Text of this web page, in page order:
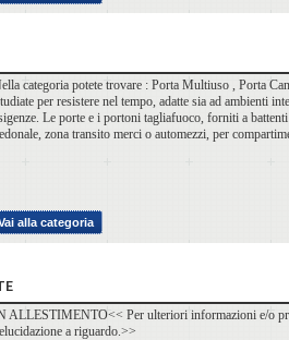
categoria potete trovare : Porta Multiuso , Porta
per resistere nel tempo, adatte sia ad ambienti
Le porte e i portoni tagliafuoco, forniti a
zona transito merci o automezzi, per
alla categoria
ALLESTIMENTO<< Per ulteriori informazioni e/o
a riguardo.>>